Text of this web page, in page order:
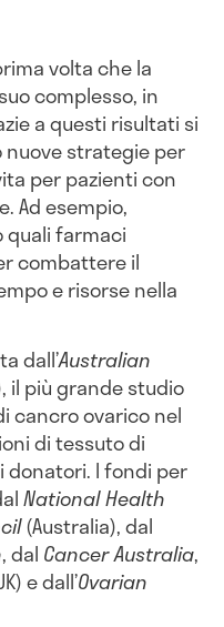
volta che la
complesso, in
a questi risultati si
strategie per
per pazienti con
Ad esempio,
quali farmaci
combattere il
e risorse nella
dall’Australian
il più grande studio
cancro ovarico nel
di tessuto di
donatori. I fondi per
National Health
(Australia), dal
, dal Cancer Australia,
e dall’Ovarian